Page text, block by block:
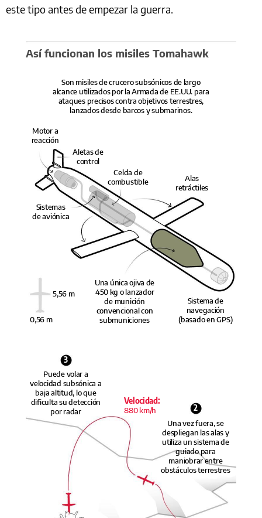
este tipo antes de empezar la guerra.
Así funcionan los misiles Tomahawk
Son misiles de crucero subsónicos de largo
alcance utilizados por la Armada de EE.UU. para
ataques precisos contra objetivos terrestres,
lanzados desde barcos y submarinos.
Motor a
reacción
Aletas de
control
Celda de
combustible
Alas
retráctiles
Sistemas
de aviónica
Una única ojiva de
450 kg o lanzador
de munición
convencional con
submuniciones
5,56 m
Sistema de
navegación
(basado en GPS)
0,56 m
3
Puede volar a
velocidad subsónica a
baja altitud, lo que
dificulta su detección
por radar
Velocidad:
880 km/h
2
Una vez fuera, se
despliegan las alas y
utiliza un sistema de
guiado para
maniobrar entre
obstáculos terrestres